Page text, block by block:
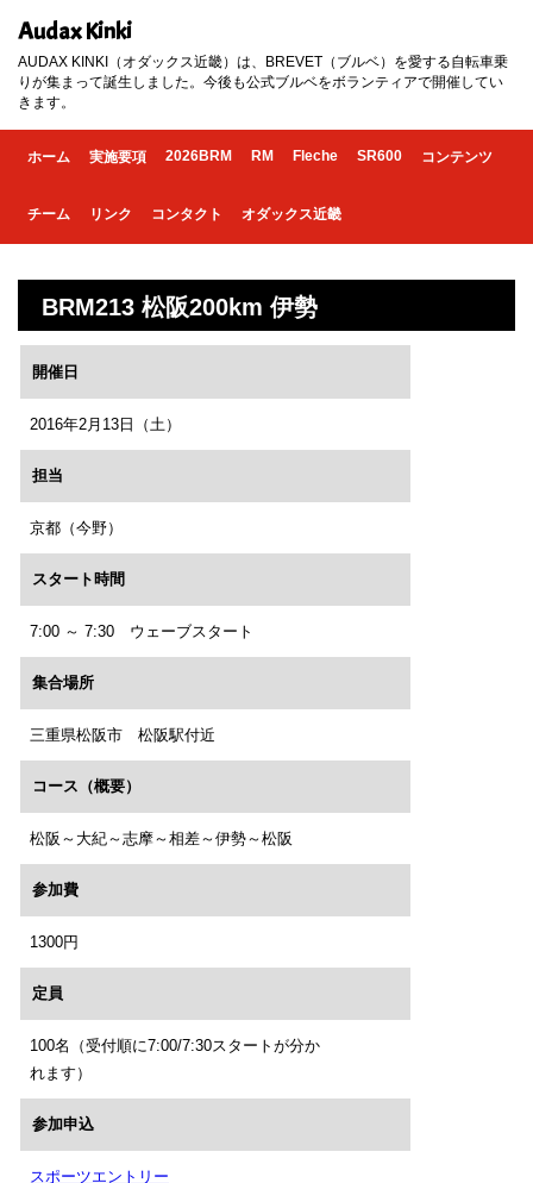
Audax Kinki
AUDAX KINKI（オダックス近畿）は、BREVET（ブルベ）を愛する自転車乗
りが集まって誕生しました。今後も公式ブルベをボランティアで開催してい
きます。
ホーム 実施要項 2026BRM RM Fleche SR600 コンテンツ
チーム リンク コンタクト オダックス近畿
BRM213 松阪200km 伊勢
開催日
2016年2月13日（土）
担当
京都（今野）
スタート時間
7:00 ～ 7:30 ウェーブスタート
集合場所
三重県松阪市 松阪駅付近
コース（概要）
松阪～大紀～志摩～相差～伊勢～松阪
参加費
1300円
定員
100名（受付順に7:00/7:30スタートが分か
れます）
参加申込
スポーツエントリー